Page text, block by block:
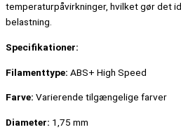
temperaturpåvirkninger, hvilket gør det
belastning.
Specifikationer:
Filamenttype: ABS+ High Speed
Farve: Varierende tilgængelige farver
Diameter: 1,75 mm